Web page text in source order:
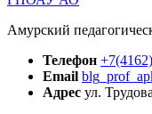
Амурский
Телефон
Email
Адрес ул.